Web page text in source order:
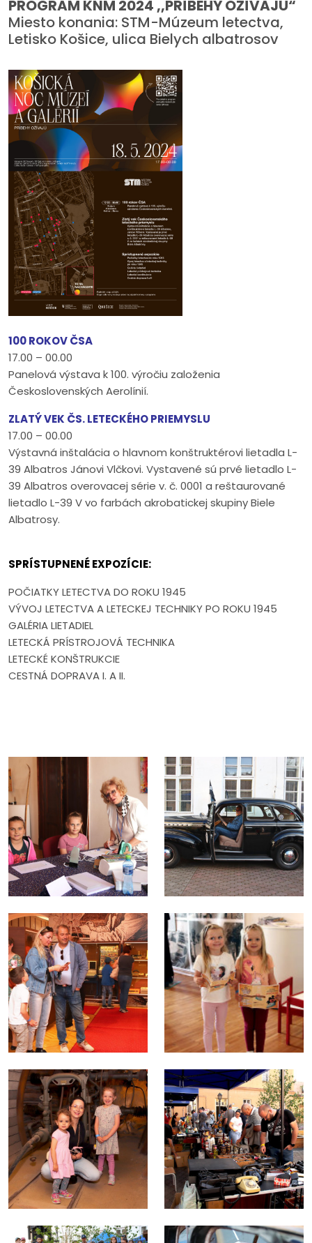
PROGRAM KNM 2024 ,,PRÍBEHY OŽÍVAJÚ“
Miesto konania: STM-Múzeum letectva,
Letisko Košice, ulica Bielych albatrosov
100 ROKOV ČSA
17.00 – 00.00
Panelová výstava k 100. výročiu založenia
Československých Aerolínií.
ZLATÝ VEK ČS. LETECKÉHO PRIEMYSLU
17.00 – 00.00
Výstavná inštalácia o hlavnom konštruktérovi lietadla L-
39 Albatros Jánovi Vlčkovi. Vystavené sú prvé lietadlo L-
39 Albatros overovacej série v. č. 0001 a reštaurované
lietadlo L-39 V vo farbách akrobatickej skupiny Biele
Albatrosy.
SPRÍSTUPNENÉ EXPOZÍCIE:
POČIATKY LETECTVA DO ROKU 1945
VÝVOJ LETECTVA A LETECKEJ TECHNIKY PO ROKU 1945
GALÉRIA LIETADIEL
LETECKÁ PRÍSTROJOVÁ TECHNIKA
LETECKÉ KONŠTRUKCIE
CESTNÁ DOPRAVA I. A II.